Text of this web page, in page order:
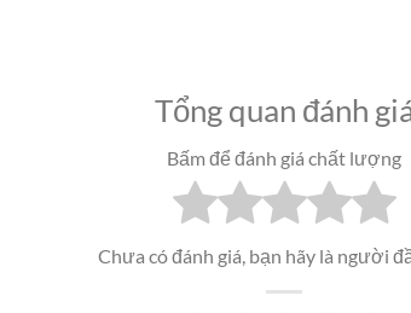
Tổng quan đánh
Bấm để đánh giá chất lượng
Chưa có đánh giá, bạn hãy là người